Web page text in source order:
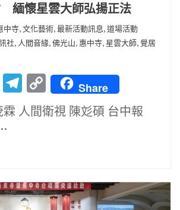
緬懷星雲大師弘揚正法
中寺,文化藝術,最新活動訊息,道場活動
社, 人間音緣,佛光山, 惠中寺, 星雲大師, 覺居
Li T
el
e
m
C
o
p
n
k
Share
霖 人間衛視 陳彣碩 台中報